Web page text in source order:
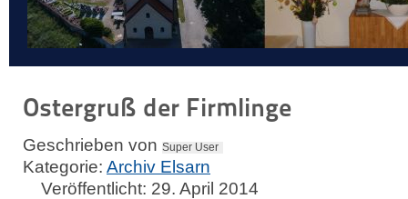
Ostergruß der Firmlinge
Geschrieben von Super User
Kategorie: Archiv Elsarn
Veröffentlicht: 29. April 2014